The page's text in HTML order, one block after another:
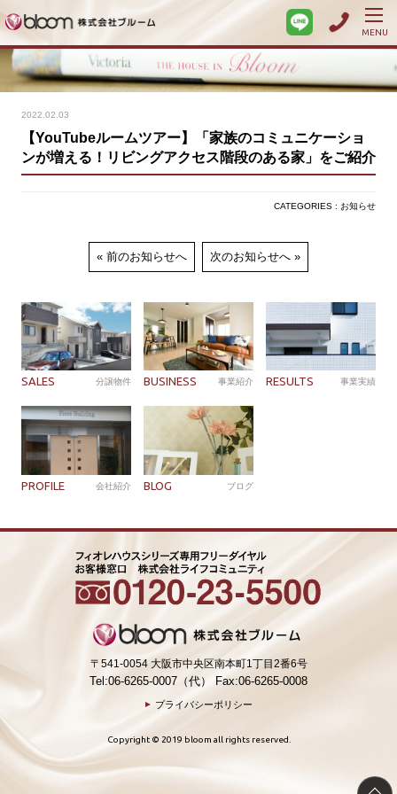
MENU
2022.02.03
【YouTubeルームツアー】「家族のコミュニケーショ
ンが増える！リビングアクセス階段のある家」をご紹介
CATEGORIES : お知らせ
前のお知らせへ 次のお知らせへ
SALES 分譲物件 BUSINESS 事業紹介 RESULTS 事業実績
PROFILE 会社紹介 BLOG ブログ
〒541-0054 大阪市中央区南本町1丁目2番6号
Tel:06-6265-0007（代） Fax:06-6265-0008
プライバシーポリシー
Copyright © 2019 bloom all rights reserved.